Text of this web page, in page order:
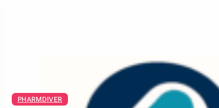
PHARMDIVER